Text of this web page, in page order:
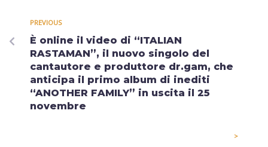
PREVIOUS
È online il video di “ITALIAN
RASTAMAN”, il nuovo singolo del
cantautore e produttore dr.gam, che
anticipa il primo album di inediti
“ANOTHER FAMILY” in uscita il 25
novembre
>